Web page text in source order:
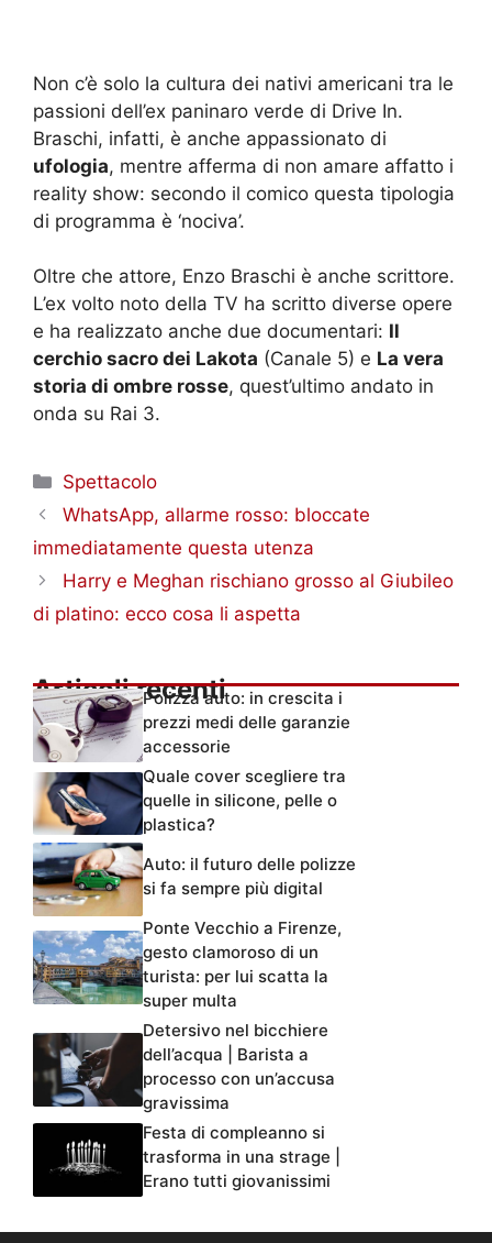
Non c’è solo la cultura dei nativi americani tra le
passioni dell’ex paninaro verde di Drive In.
Braschi, infatti, è anche appassionato di
ufologia, mentre afferma di non amare affatto i
reality show: secondo il comico questa tipologia
di programma è ‘nociva’.
Oltre che attore, Enzo Braschi è anche scrittore.
L’ex volto noto della TV ha scritto diverse opere
e ha realizzato anche due documentari: Il
cerchio sacro dei Lakota (Canale 5) e La vera
storia di ombre rosse, quest’ultimo andato in
onda su Rai 3.
Categorie
Spettacolo
WhatsApp, allarme rosso: bloccate
immediatamente questa utenza
Harry e Meghan rischiano grosso al Giubileo
di platino: ecco cosa li aspetta
Articoli recentiPolizza auto: in crescita i
prezzi medi delle garanzie
accessorie
Quale cover scegliere tra
quelle in silicone, pelle o
plastica?
Auto: il futuro delle polizze
si fa sempre più digital
Ponte Vecchio a Firenze,
gesto clamoroso di un
turista: per lui scatta la
super multa
Detersivo nel bicchiere
dell’acqua | Barista a
processo con un’accusa
gravissima
Festa di compleanno si
trasforma in una strage |
Erano tutti giovanissimi